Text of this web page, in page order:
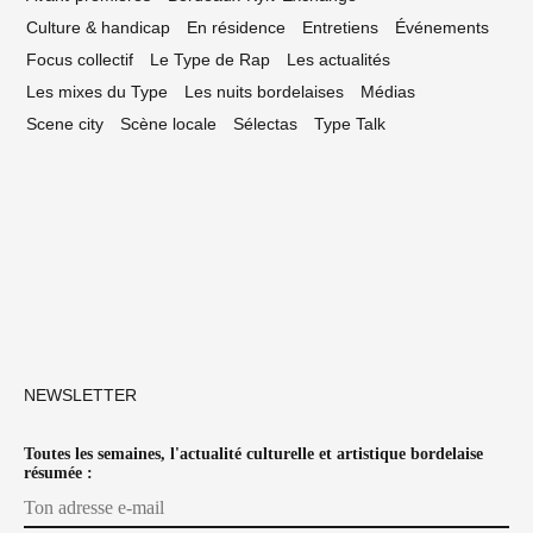
Culture & handicap
En résidence Entretiens
Événements
Focus collectif
Le Type de Rap
Les actualités
Les mixes du Type
Les nuits bordelaises
Médias
Scene city
Scène locale Sélectas Type Talk
NEWSLETTER
Toutes les semaines, l'actualité culturelle et artistique bordelaise
résumée :